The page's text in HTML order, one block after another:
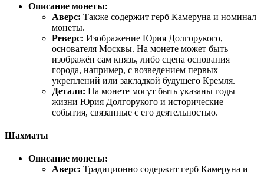
Описание монеты:
Аверс: Также содержит герб Камеруна и номинал
монеты.
Реверс: Изображение Юрия Долгорукого,
основателя Москвы. На монете может быть
изображён сам князь, либо сцена основания
города, например, с возведением первых
укреплений или закладкой будущего Кремля.
Детали: На монете могут быть указаны годы
жизни Юрия Долгорукого и исторические
события, связанные с его деятельностью.
Шахматы
Описание монеты:
Аверс: Традиционно содержит герб Камеруна и